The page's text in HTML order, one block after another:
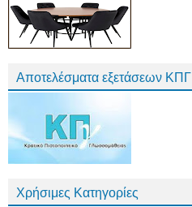
Αποτελέσματα εξετάσεων
Χρήσιμες Κατηγορίες